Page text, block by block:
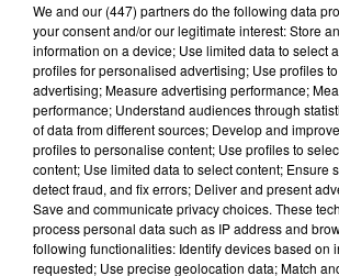
Lecture (4 min 36 sec)
We and our (447) partnersdo the following data
your consent and/or our legitimate interest: Store
information on a device; Use limited data to select
profiles for personalised advertising; Use profiles
advertising; Measure advertising performance;
performance; Understand audiences through
of data from different sources; Develop and
profiles to personalise content; Use profiles to
content; Use limited data to select content; Ensure
detect fraud, and fix errors; Deliver and present
Save and communicate privacy choices. These
process personal data such as IP address and
following functionalities: Identify devices based on
requested; Use precise geolocation data; Match